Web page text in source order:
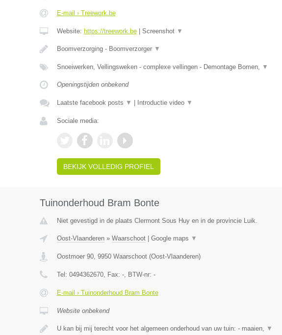
E-mail › Treework.be
Website: https://treework.be| Screenshot ▼
Boomverzorging - Boomverzorger ▼
Snoeiwerken, Vellingsweken - complexe vellingen - Demontage Bomen, ▼
Openingstijden onbekend
Laatste facebook posts ▼ Introductie video ▼
Sociale media:
BEKIJK VOLLEDIG PROFIEL
Tuinonderhoud Bram Bonte
Niet gevestigd in de plaats Clermont Sous Huy en in de provincie Luik.
Oost-Vlaanderen» Waarschoot| Google maps ▼
Oostmoer 90, 9950 Waarschoot(Oost-Vlaanderen)
Tel: 0494362670, Fax: -, BTW-nr: -
E-mail › Tuinonderhoud Bram Bonte
Website onbekend
U kan bij mij terecht voor het algemeen onderhoud van uw tuin: - maaien, ▼